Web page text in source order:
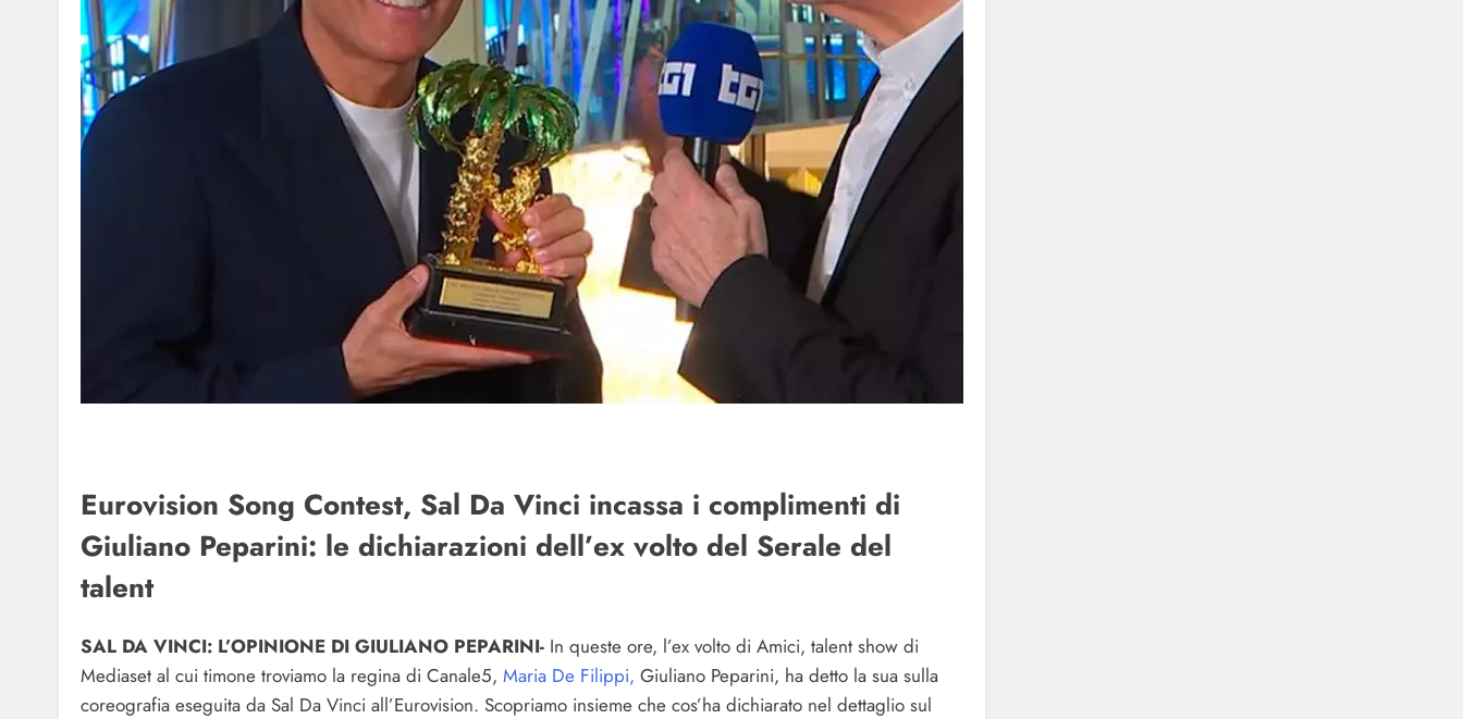
Eurovision Song Contest, Sal Da Vinci incassa i complimenti di
Giuliano Peparini: le dichiarazioni dell’ex volto del Serale del
talent
SAL DA VINCI: L’OPINIONE DI GIULIANO PEPARINI- In queste ore, l’ex volto di Amici, talent show di
Mediaset al cui timone troviamo la regina di Canale5, Maria De Filippi, Giuliano Peparini, ha detto la sua sulla
coreografia eseguita da Sal Da Vinci all’Eurovision. Scopriamo insieme che cos’ha dichiarato nel dettaglio sul